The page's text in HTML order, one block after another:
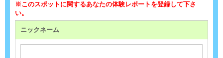
※このスポットに関するあなたの体験レポートを登録して下さ
い。
ニックネーム